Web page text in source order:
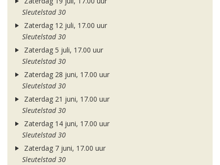
Sleutelstad 30
Zaterdag 12 juli, 17.00 uur
Sleutelstad 30
Zaterdag 5 juli, 17.00 uur
Sleutelstad 30
Zaterdag 28 juni, 17.00 uur
Sleutelstad 30
Zaterdag 21 juni, 17.00 uur
Sleutelstad 30
Zaterdag 14 juni, 17.00 uur
Sleutelstad 30
Zaterdag 7 juni, 17.00 uur
Sleutelstad 30